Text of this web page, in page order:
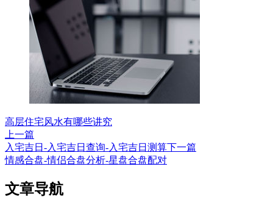
高层住宅风水有哪些讲究
上一篇
入宅吉日-入宅吉日查询-入宅吉日测算下一篇
情感合盘-情侣合盘分析-星盘合盘配对
文章导航